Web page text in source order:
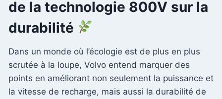
de la technologie 800V sur la
durabilité
Dans un monde où l’écologie est de plus en plus
scrutée à la loupe, Volvo entend marquer des
points en améliorant non seulement la puissance et
la vitesse de recharge, mais aussi la durabilité de